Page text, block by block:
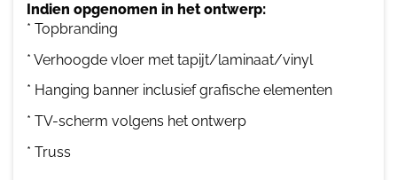
Indien opgenomen in het ontwerp:
* Topbranding
* Verhoogde vloer met tapijt/laminaat/vinyl
* Hanging banner inclusief grafische elementen
* TV-scherm volgens het ontwerp
* Truss